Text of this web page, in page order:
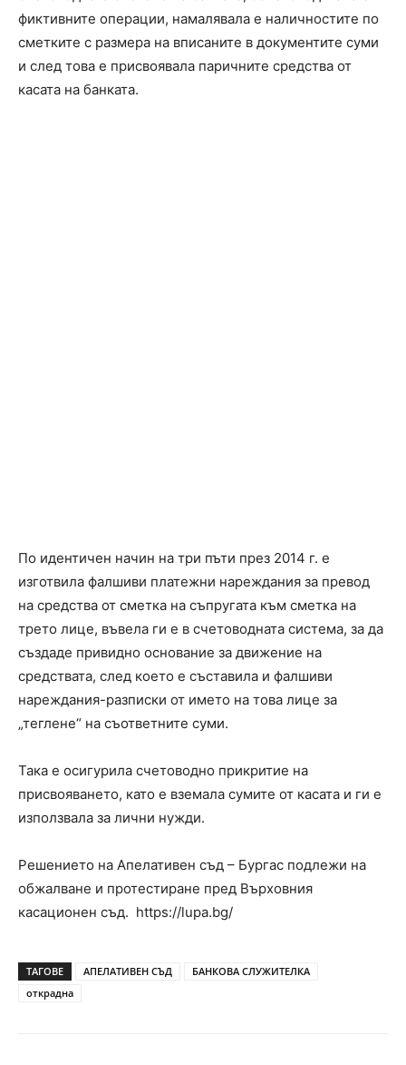
фиктивните операции, намалявала е наличностите по
сметките с размера на вписаните в документите суми
и след това е присвоявала паричните средства от
касата на банката.
По идентичен начин на три пъти през 2014 г. е
изготвила фалшиви платежни нареждания за превод
на средства от сметка на съпругата към сметка на
трето лице, въвела ги е в счетоводната система, за да
създаде привидно основание за движение на
средствата, след което е съставила и фалшиви
нареждания-разписки от името на това лице за
„теглене“ на съответните суми.
Така е осигурила счетоводно прикритие на
присвояването, като е вземала сумите от касата и ги е
използвала за лични нужди.
Решението на Апелативен съд – Бургас подлежи на
обжалване и протестиране пред Върховния
касационен съд. https://lupa.bg/
ТАГОВЕ АПЕЛАТИВЕН СЪД
БАНКОВА СЛУЖИТЕЛКА
открадна